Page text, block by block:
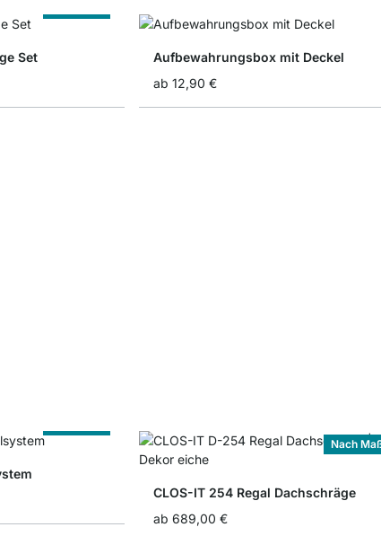
Set
Aufbewahrungsbox mit Deckel
ab 12,90 €
Nach
CLOS-IT 254 Regal Dachschräge
ab 689,00 €